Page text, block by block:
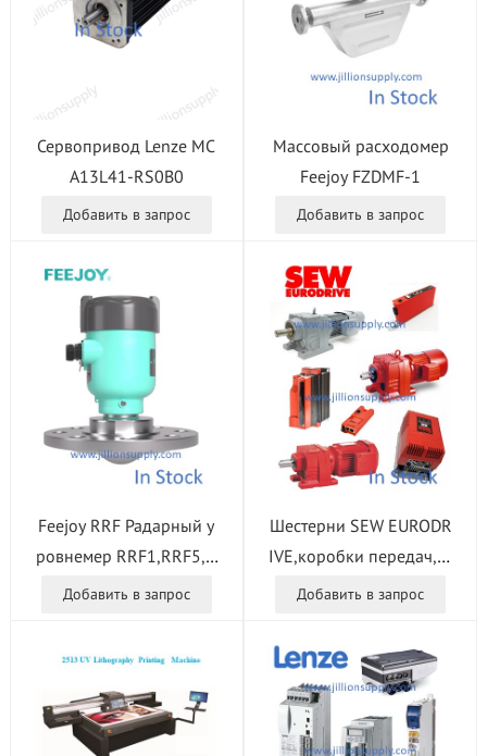
Сервопривод Lenze MC
A13L41-RS0B0
Добавить в запрос
Массовый расходомер
Feejoy FZDMF-1
Добавить в запрос
Feejoy RRF Радарный у
ровнемер RRF1,RRF5,R
Добавить в запрос
Шестерни SEW EURODR
IVE,коробки передач, м
отор-редукторы, приво
вление движением KA1
07,KH107,KV 107,KT 10
7,KA107B, KH107B, KV1
07B F/FA/FAF/FF S/SA/S
Добавить в запрос